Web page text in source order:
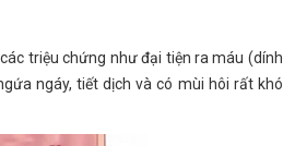
triệu chứng như đại tiện ra máu (dính
ngáy, tiết dịch và có mùi hôi rất khó